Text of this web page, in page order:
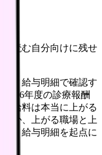
読む自分向けに残せ
？給与明細で確認す
2026年度の診療報酬
給料は本当に上がる
か、上がる職場と上
、給与明細を起点に